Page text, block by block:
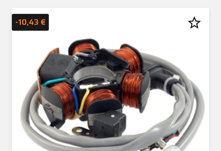
-10,43 € star_border